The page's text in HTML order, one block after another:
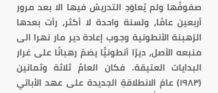
صفوفُها ولم يُعاوَدِ التدريسُ فيها الا بعد مرور
أربعين عامًا، ولسنة واحدة لا أكثر، رأت بعدها
الرّهبنة الأنطونية وجوب إعادة دير مار نهرا الى
منبعه الأصل، ديرًا أنطونيًّا يضمّ رهبانًا على غرار
البدايات العتيقة. فكان العامُ ثلاثة وثمانين
(١٩٨٣) عامَ الانطلاقةِ الجديدة على عهد الأباتي